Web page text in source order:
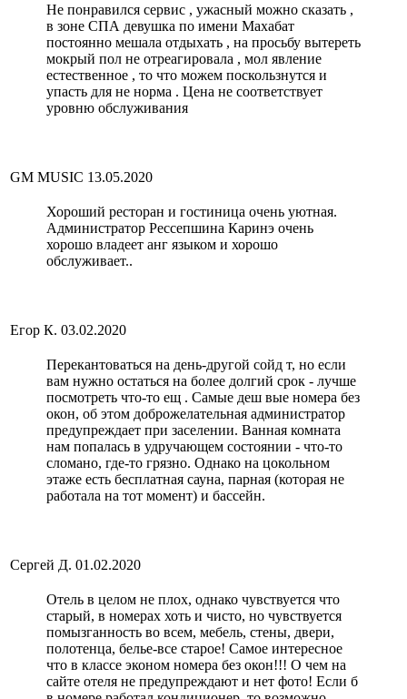
Не понравился сервис , ужасный можно сказать ,
в зоне СПА девушка по имени Махабат
постоянно мешала отдыхать , на просьбу вытереть
мокрый пол не отреагировала , мол явление
естественное , то что можем поскользнутся и
упасть для не норма . Цена не соответствует
уровню обслуживания
GM MUSIC 13.05.2020
Хороший ресторан и гостиница очень уютная.
Администратор Рессепшина Каринэ очень
хорошо владеет анг языком и хорошо
обслуживает..
Егор К. 03.02.2020
Перекантоваться на день-другой сойд т, но если
вам нужно остаться на более долгий срок - лучше
посмотреть что-то ещ . Самые деш вые номера без
окон, об этом доброжелательная администратор
предупреждает при заселении. Ванная комната
нам попалась в удручающем состоянии - что-то
сломано, где-то грязно. Однако на цокольном
этаже есть бесплатная сауна, парная (которая не
работала на тот момент) и бассейн.
Сергей Д. 01.02.2020
Отель в целом не плох, однако чувствуется что
старый, в номерах хоть и чисто, но чувствуется
помызганность во всем, мебель, стены, двери,
полотенца, белье-все старое! Самое интересное
что в классе эконом номера без окон!!! О чем на
сайте отеля не предупреждают и нет фото! Если б